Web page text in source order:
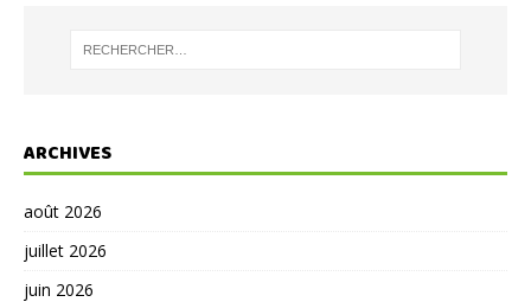
ARCHIVES
août 2026
juillet 2026
juin 2026